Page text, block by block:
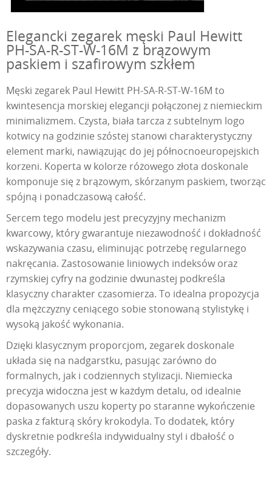
Elegancki zegarek męski Paul Hewitt
PH-SA-R-ST-W-16M z brązowym
paskiem i szafirowym szkłem
Męski zegarek Paul Hewitt PH-SA-R-ST-W-16M to
kwintesencja morskiej elegancji połączonej z niemieckim
minimalizmem. Czysta, biała tarcza z subtelnym logo
kotwicy na godzinie szóstej stanowi charakterystyczny
element marki, nawiązując do jej północnoeuropejskich
korzeni. Koperta w kolorze różowego złota doskonale
komponuje się z brązowym, skórzanym paskiem, tworząc
spójną i ponadczasową całość.
Sercem tego modelu jest precyzyjny mechanizm
kwarcowy, który gwarantuje niezawodność i dokładność
wskazywania czasu, eliminując potrzebę regularnego
nakręcania. Zastosowanie liniowych indeksów oraz
rzymskiej cyfry na godzinie dwunastej podkreśla
klasyczny charakter czasomierza. To idealna propozycja
dla mężczyzny ceniącego sobie stonowaną stylistykę i
wysoką jakość wykonania.
Dzięki klasycznym proporcjom, zegarek doskonale
układa się na nadgarstku, pasując zarówno do
formalnych, jak i codziennych stylizacji. Niemiecka
precyzja widoczna jest w każdym detalu, od idealnie
dopasowanych uszu koperty po staranne wykończenie
paska z fakturą skóry krokodyla. To dodatek, który
dyskretnie podkreśla indywidualny styl i dbałość o
szczegóły.